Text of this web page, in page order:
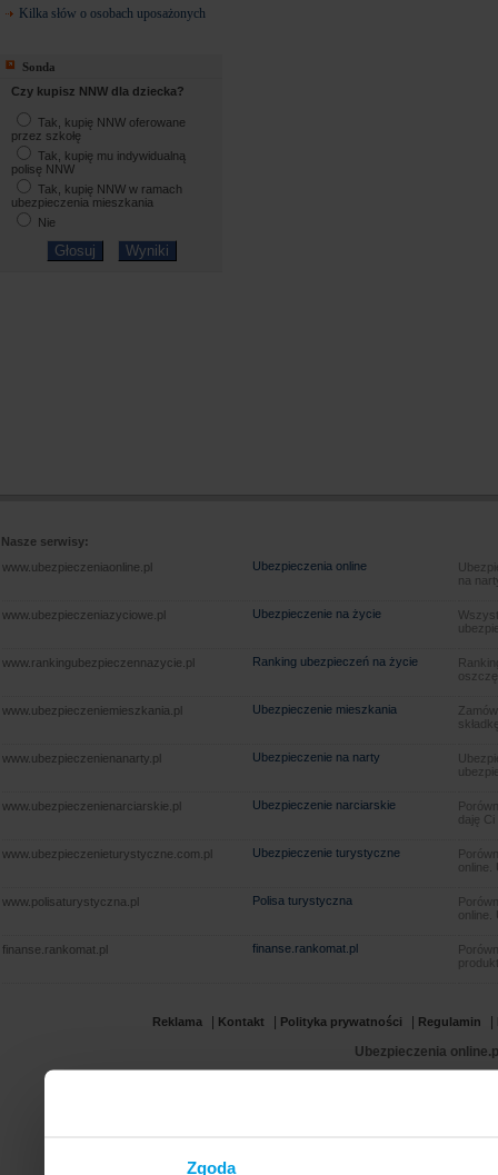
Zgoda
Kilka słów o osobach uposażonych
Sonda
Czy kupisz NNW dla dziecka?
Tak, kupię NNW oferowane
przez szkołę
Tak, kupię mu indywidualną
polisę NNW
Tak, kupię NNW w ramach
ubezpieczenia mieszkania
Nie
Nasze serwisy:
www.ubezpieczeniaonline.pl
Ubezpieczenia online
na
www.ubezpieczeniazyciowe.pl Ubezpieczenie na życie
www.rankingubezpieczennazycie.pl Ranking ubezpieczeń na życie
www.ubezpieczeniemieszkania.pl Ubezpieczenie mieszkania
www.ubezpieczenienanarty.pl Ubezpieczenie na narty
www.ubezpieczenienarciarskie.pl Ubezpieczenie narciarskie
daję
www.ubezpieczenieturystyczne.com.pl Ubezpieczenie turystyczne
www.polisaturystyczna.pl Polisa turystyczna
finanse.rankomat.pl finanse.rankomat.pl
Reklama Kontakt Polityka prywatności Regulamin
Ubezpieczenia